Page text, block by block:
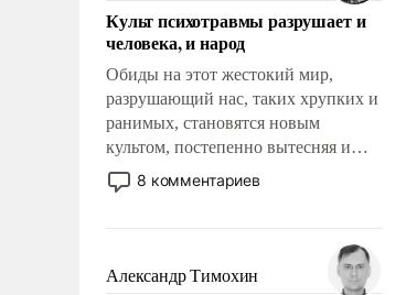
Культ психотравмы разрушает и
человека, и народ
Обиды на этот жестокий мир,
разрушающий нас, таких хрупких и
ранимых, становятся новым
культом, постепенно вытесняя и
отменяя традиционное требование к
человеку – быть мужественным и
на себя ответственность, помогать
слабым, идти вперед и
8 комментариев
Александр Тимохин